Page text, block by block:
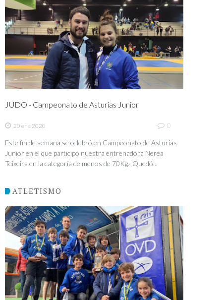
JUDO - Campeonato de Asturias Junior
20 ene 2020 0
Este fin de semana se celebró en Campeonato de Asturias
Junior en el que participó nuestra entrenadora Nerea
Teixeira en la categoría de menos de 70Kg. Quedó...
ATLETISMO